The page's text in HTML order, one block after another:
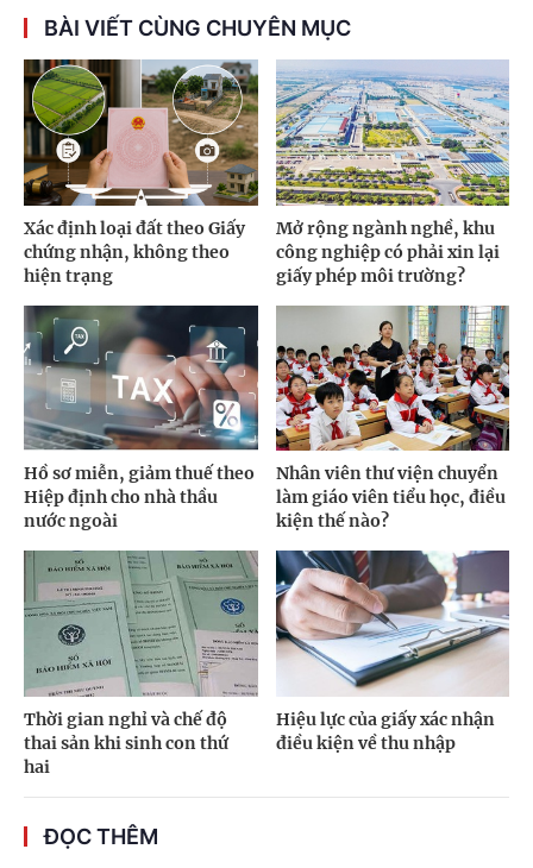
BÀI VIẾT CÙNG CHUYÊN MỤC
Xác định loại đất theo Giấy
chứng nhận, không theo
hiện trạng
Mở rộng ngành nghề, khu
công nghiệp có phải xin lại
giấy phép môi trường?
Hồ sơ miễn, giảm thuế theo
Hiệp định cho nhà thầu
nước ngoài
Nhân viên thư viện chuyển
làm giáo viên tiểu học, điều
kiện thế nào?
Thời gian nghỉ và chế độ
thai sản khi sinh con thứ
hai
Hiệu lực của giấy xác nhận
điều kiện về thu nhập
ĐỌC THÊM